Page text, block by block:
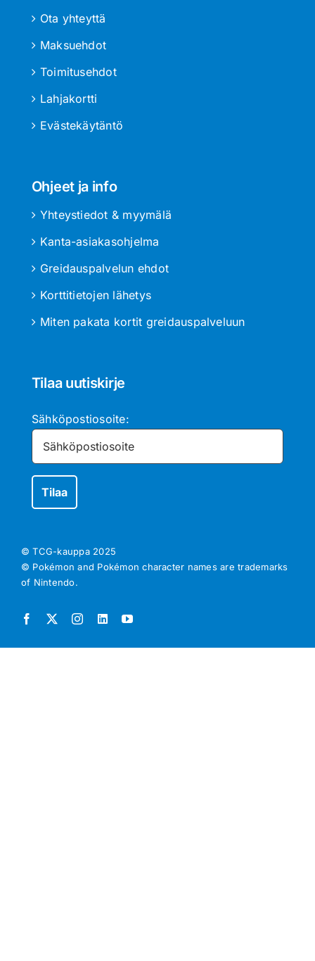
Ota yhteyttä
Maksuehdot
Toimitusehdot
Lahjakortti
Evästekäytäntö
Ohjeet ja info
Yhteystiedot & myymälä
Kanta-asiakasohjelma
Greidauspalvelun ehdot
Korttitietojen lähetys
Miten pakata kortit greidauspalveluun
Tilaa uutiskirje
Sähköpostiosoite:
© TCG-kauppa 2025
© Pokémon and Pokémon character names are trademarks
of Nintendo.